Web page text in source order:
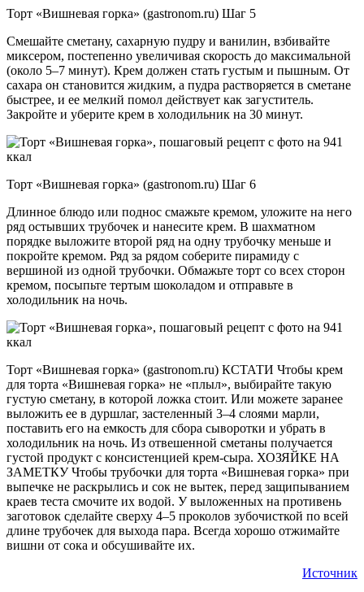
Торт «Вишневая горка» (gastronom.ru) Шаг 5
Смешайте сметану, сахарную пудру и ванилин, взбивайте
миксером, постепенно увеличивая скорость до максимальной
(около 5–7 минут). Крем должен стать густым и пышным. От
сахара он становится жидким, а пудра растворяется в сметане
быстрее, и ее мелкий помол действует как загуститель.
Закройте и уберите крем в холодильник на 30 минут.
Торт «Вишневая горка» (gastronom.ru) Шаг 6
Длинное блюдо или поднос смажьте кремом, уложите на него
ряд остывших трубочек и нанесите крем. В шахматном
порядке выложите второй ряд на одну трубочку меньше и
покройте кремом. Ряд за рядом соберите пирамиду с
вершиной из одной трубочки. Обмажьте торт со всех сторон
кремом, посыпьте тертым шоколадом и отправьте в
холодильник на ночь.
Торт «Вишневая горка» (gastronom.ru) КСТАТИ Чтобы крем
для торта «Вишневая горка» не «плыл», выбирайте такую
густую сметану, в которой ложка стоит. Или можете заранее
выложить ее в дуршлаг, застеленный 3–4 слоями марли,
поставить его на емкость для сбора сыворотки и убрать в
холодильник на ночь. Из отвешенной сметаны получается
густой продукт с консистенцией крем-сыра. ХОЗЯЙКЕ НА
ЗАМЕТКУ Чтобы трубочки для торта «Вишневая горка» при
выпечке не раскрылись и сок не вытек, перед защипыванием
краев теста смочите их водой. У выложенных на противень
заготовок сделайте сверху 4–5 проколов зубочисткой по всей
длине трубочек для выхода пара. Всегда хорошо отжимайте
вишни от сока и обсушивайте их.
Источник